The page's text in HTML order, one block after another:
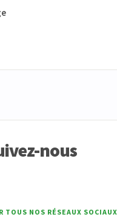
nous
TOUS NOS RÉSEAUX SOCIAUX